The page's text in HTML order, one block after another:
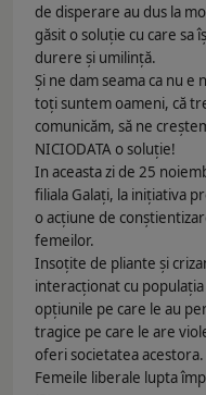
de disperare au dus la
găsit o soluție cu care sa
durere și umilință.
Și ne dam seama ca nu
toți suntem oameni, că
comunicăm, să ne
NICIODATA o soluție!
In aceasta zi de 25
filiala Galați, la inițiativa
o acțiune de
femeilor.
Insoțite de pliante și
interacționat cu
opțiunile pe care le au
tragice pe care le are
oferi societatea acestora.
Femeile liberale lupta